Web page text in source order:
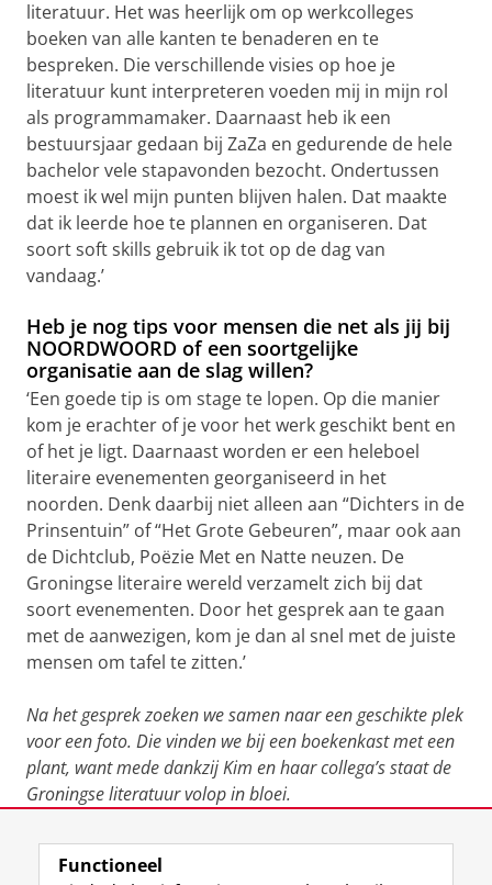
literatuur. Het was heerlijk om op werkcolleges
boeken van alle kanten te benaderen en te
bespreken. Die verschillende visies op hoe je
literatuur kunt interpreteren voeden mij in mijn rol
als programmamaker. Daarnaast heb ik een
bestuursjaar gedaan bij ZaZa en gedurende de hele
bachelor vele stapavonden bezocht. Ondertussen
moest ik wel mijn punten blijven halen. Dat maakte
dat ik leerde hoe te plannen en organiseren. Dat
soort soft skills gebruik ik tot op de dag van
vandaag.’
Heb je nog tips voor mensen die net als jij bij
NOORDWOORD of een soortgelijke
organisatie aan de slag willen?
‘Een goede tip is om stage te lopen. Op die manier
kom je erachter of je voor het werk geschikt bent en
of het je ligt. Daarnaast worden er een heleboel
literaire evenementen georganiseerd in het
noorden. Denk daarbij niet alleen aan “Dichters in de
Prinsentuin” of “Het Grote Gebeuren”, maar ook aan
de Dichtclub, Poëzie Met en Natte neuzen. De
Groningse literaire wereld verzamelt zich bij dat
soort evenementen. Door het gesprek aan te gaan
met de aanwezigen, kom je dan al snel met de juiste
mensen om tafel te zitten.’
Na het gesprek zoeken we samen naar een geschikte plek
voor een foto. Die vinden we bij een boekenkast met een
plant, want mede dankzij Kim en haar collega’s staat de
Groningse literatuur volop in bloei.
Laatst gewijzigd: 17 april 2026 09:41
Functioneel